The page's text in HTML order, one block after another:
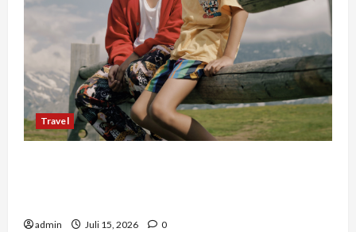
Travel
admin Juli 15, 2026 0